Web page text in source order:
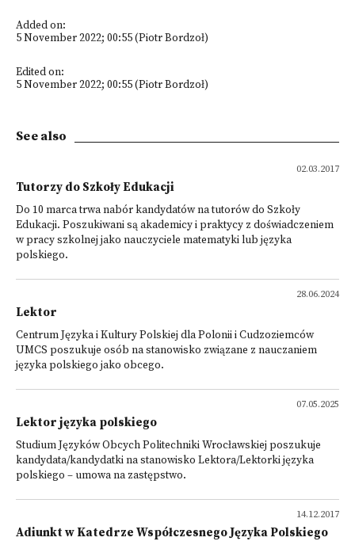
Added on:
5 November 2022; 00:55 (Piotr Bordzoł)
Edited on:
5 November 2022; 00:55 (Piotr Bordzoł)
See also
02.03.2017
Tutorzy do Szkoły Edukacji
Do 10 marca trwa nabór kandydatów na tutorów do Szkoły
Edukacji. Poszukiwani są akademicy i praktycy z doświadczeniem
w pracy szkolnej jako nauczyciele matematyki lub języka
polskiego.
28.06.2024
Lektor
Centrum Języka i Kultury Polskiej dla Polonii i Cudzoziemców
UMCS poszukuje osób na stanowisko związane z nauczaniem
języka polskiego jako obcego.
07.05.2025
Lektor języka polskiego
Studium Języków Obcych Politechniki Wrocławskiej poszukuje
kandydata/kandydatki na stanowisko Lektora/Lektorki języka
polskiego – umowa na zastępstwo.
14.12.2017
Adiunkt w Katedrze Współczesnego Języka Polskiego